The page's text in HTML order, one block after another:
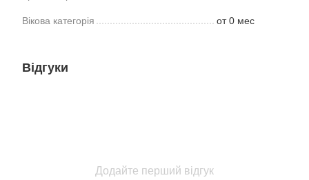
Вікова категорія от 0 мес
Відгуки
Додайте перший відгук